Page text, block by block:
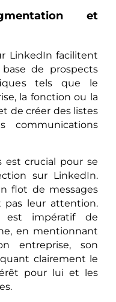
et
LinkedIn facilitent
de prospects
tels que le
la fonction ou la
de créer des listes
communications
est crucial pour se
sur LinkedIn.
flot de messages
pas leur attention.
est impératif de
en mentionnant
entreprise, son
clairement le
pour lui et les